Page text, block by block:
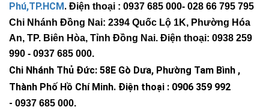
Phú,TP.HCM . Điện thoại : 0937 685 000- 028 66 795 795
Chi Nhánh Đồng Nai: 2394 Quốc Lộ 1K, Phường Hóa
An, TP. Biên Hòa, Tỉnh Đồng Nai. Điện thoại: 0938 259
990 - 0937 685 000.
Chi Nhánh Thủ Đức: 58E Gò Dưa, Phường Tam Bình ,
Thành Phố Hồ Chí Minh. Điện thoại : 0906 359 992
- 0937 685 000.